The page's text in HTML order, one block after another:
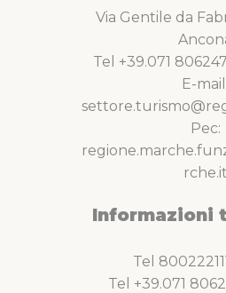
Via Gentile da
Tel +39.071
E-
Pec:
rche.it
Informazioni
Tel
Tel +39.071